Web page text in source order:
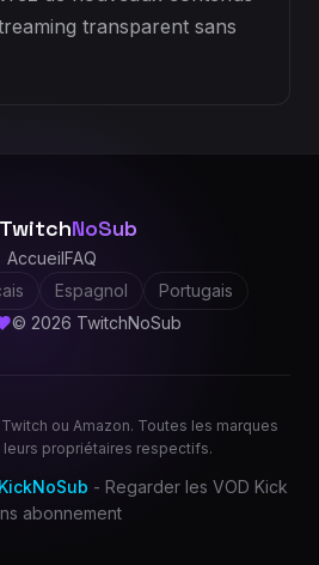
transparent sans
TwitchNoSub
AccueilFAQ
Espagnol
Portugais
© 2026 TwitchNoSub
ou Amazon. Toutes les marques
leurs propriétaires respectifs.
KickNoSub - Regarder les VOD Kick
abonnement